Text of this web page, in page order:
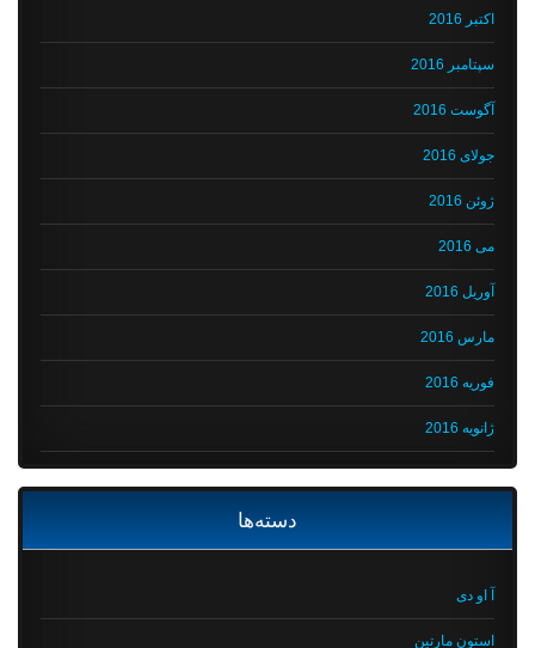
اکتبر 2016
سپتامبر 2016
آگوست 2016
جولای 2016
ژوئن 2016
می 2016
آوریل 2016
مارس 2016
فوریه 2016
ژانویه 2016
دسته‌ها
آ او دی
استون مارتین